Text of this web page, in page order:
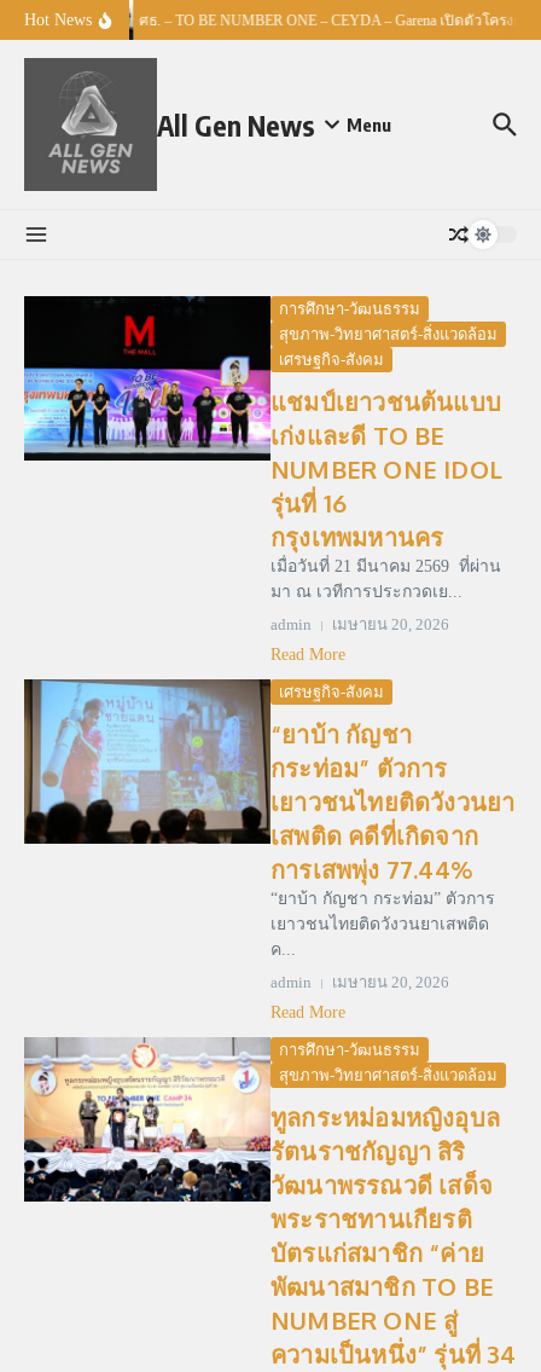
Skip to content
Hot News ศธ. – TO BE NUMBER ONE – CEYDA – Garena เปิดตัวโครงก
All Gen News Menu
การศึกษา-วัฒนธรรม
สุขภาพ-วิทยาศาสตร์-สิ่งแวดล้อม
เศรษฐกิจ-สังคม
แชมป์เยาวชนต้นแบบ
เก่งและดี TO BE
NUMBER ONE IDOL
รุ่นที่ 16
กรุงเทพมหานคร
เมื่อวันที่ 21 มีนาคม 2569 ที่ผ่าน
มา ณ เวทีการประกวดเย...
admin
เมษายน 20, 2026
Read More
เศรษฐกิจ-สังคม
“ยาบ้า กัญชา
กระท่อม” ตัวการ
เยาวชนไทยติดวังวนยา
เสพติด คดีที่เกิดจาก
การเสพพุ่ง 77.44%
“ยาบ้า กัญชา กระท่อม” ตัวการ
เยาวชนไทยติดวังวนยาเสพติด
ค...
admin
เมษายน 20, 2026
Read More
การศึกษา-วัฒนธรรม
สุขภาพ-วิทยาศาสตร์-สิ่งแวดล้อม
ทูลกระหม่อมหญิงอุบล
รัตนราชกัญญา สิริ
วัฒนาพรรณวดี เสด็จ
พระราชทานเกียรติ
บัตรแก่สมาชิก “ค่าย
พัฒนาสมาชิก TO BE
NUMBER ONE สู่
ความเป็นหนึ่ง” รุ่นที่ 34